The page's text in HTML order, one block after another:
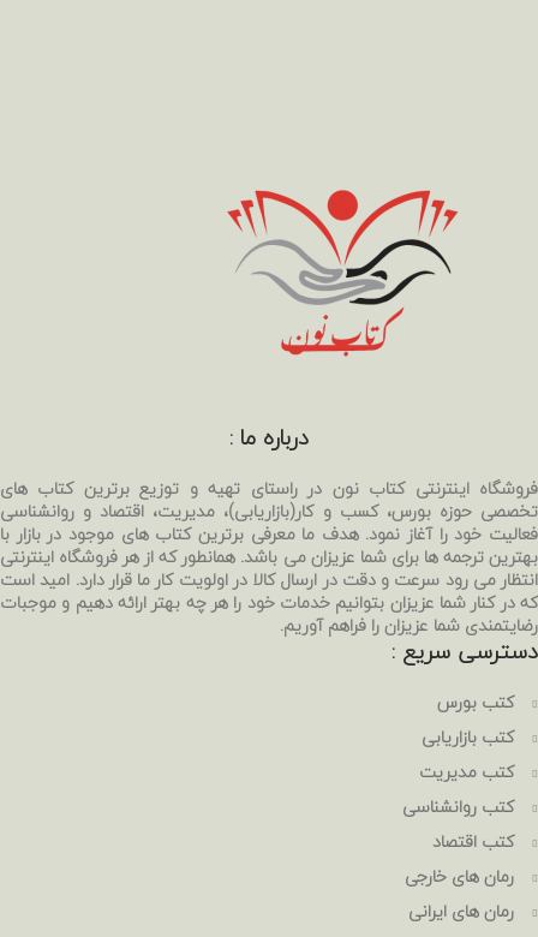
درباره ما :
فروشگاه اینترنتی کتاب نون در راستای تهیه و توزیع برترین کتاب های
تخصصی حوزه بورس، کسب و کار(بازاریابی)، مدیریت، اقتصاد و روانشناسی
فعالیت خود را آغاز نمود. هدف ما معرفی برترین کتاب های موجود در بازار با
بهترین ترجمه ها برای شما عزیزان می باشد. همانطور که از هر فروشگاه اینترنتی
انتظار می رود سرعت و دقت در ارسال کالا در اولویت کار ما قرار دارد. امید است
که در کنار شما عزیزان بتوانیم خدمات خود را هر چه بهتر ارائه دهیم و موجبات
رضایتمندی شما عزیزان را فراهم آوریم.
دسترسی سریع :
کتب بورس
کتب بازاریابی
کتب مدیریت
کتب روانشناسی
کتب اقتصاد
رمان های خارجی
رمان های ایرانی